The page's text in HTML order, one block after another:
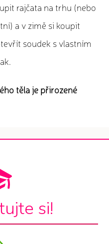
rajčata na trhu (nebo
a v zimě si koupit
soudek s vlastním
těla je přirozené
si!